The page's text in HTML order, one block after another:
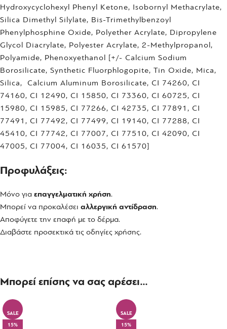
Hydroxycyclohexyl Phenyl Ketone, Isobornyl Methacrylate,
Silica Dimethyl Silylate, Bis-Trimethylbenzoyl
Phenylphosphine Oxide, Polyether Acrylate, Dipropylene
Glycol Diacrylate, Polyester Acrylate, 2-Methylpropanol,
Polyamide, Phenoxyethanol [+/- Calcium Sodium
Borosilicate, Synthetic Fluorphlogopite, Tin Oxide, Mica,
Silica, Calcium Aluminum Borosilicate, CI 74260, CI
74160, CI 12490, CI 15850, CI 73360, CI 60725, CI
15980, CI 15985, CI 77266, CI 42735, CI 77891, CI
77491, CI 77492, CI 77499, CI 19140, CI 77288, CI
45410, CI 77742, CI 77007, CI 77510, CI 42090, CI
47005, CI 77004, CI 16035, CI 61570]
Προφυλάξεις:
Μόνο για επαγγελματική χρήση.
Μπορεί να προκαλέσει αλλεργική αντίδραση.
Αποφύγετε την επαφή με το δέρμα.
Διαβάστε προσεκτικά τις οδηγίες χρήσης.
Μπορεί επίσης να σας αρέσει…
SALE
15%
SALE
15%